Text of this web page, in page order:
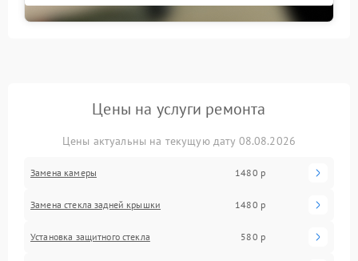
Цены на услуги ремонта
Цены актуальны на текущую дату 08.08.2026
Замена камеры 1480 р
Замена стекла задней крышки 1480 р
Установка защитного стекла 580 р